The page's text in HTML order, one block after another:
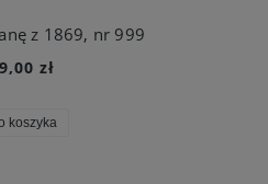
z 1869, nr 999
zł
koszyka